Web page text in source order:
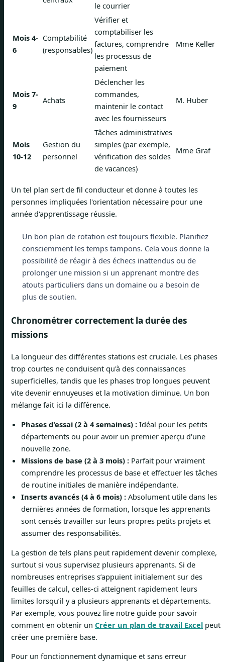
le courrier
Mois 4-
6
Comptabilité
(responsables)
Vérifier et
comptabiliser les
factures, comprendre
les processus de
paiement
Mme Keller
Mois 7-
9
Achats
Déclencher les
commandes,
maintenir le contact
avec les fournisseurs
M. Huber
Mois
10-12
Gestion du
personnel
Tâches administratives
simples (par exemple,
vérification des soldes
de vacances)
Mme Graf
Un tel plan sert de fil conducteur et donne à toutes les
personnes impliquées l'orientation nécessaire pour une
année d'apprentissage réussie.
Un bon plan de rotation est toujours flexible. Planifiez
consciemment les temps tampons. Cela vous donne la
possibilité de réagir à des échecs inattendus ou de
prolonger une mission si un apprenant montre des
atouts particuliers dans un domaine ou a besoin de
plus de soutien.
Chronométrer correctement la durée des
missions
La longueur des différentes stations est cruciale. Les phases
trop courtes ne conduisent qu'à des connaissances
superficielles, tandis que les phases trop longues peuvent
vite devenir ennuyeuses et la motivation diminue. Un bon
mélange fait ici la différence.
Phases d'essai (2 à 4 semaines) : Idéal pour les petits
départements ou pour avoir un premier aperçu d'une
nouvelle zone.
Missions de base (2 à 3 mois) : Parfait pour vraiment
comprendre les processus de base et effectuer les tâches
de routine initiales de manière indépendante.
Inserts avancés (4 à 6 mois) : Absolument utile dans les
dernières années de formation, lorsque les apprenants
sont censés travailler sur leurs propres petits projets et
assumer des responsabilités.
La gestion de tels plans peut rapidement devenir complexe,
surtout si vous supervisez plusieurs apprenants. Si de
nombreuses entreprises s’appuient initialement sur des
feuilles de calcul, celles-ci atteignent rapidement leurs
limites lorsqu’il y a plusieurs apprenants et départements.
Par exemple, vous pouvez lire notre guide pour savoir
comment en obtenir un Créer un plan de travail Excel peut
créer une première base.
Pour un fonctionnement dynamique et sans erreur